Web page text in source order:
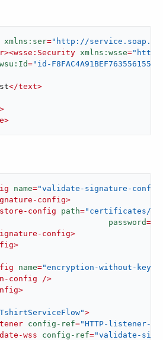
xmlns:ser="http://
><wsse:Security xmlns:wsse=
wsu:Id="id-
</text>
>
>
name="validate-signature-
config>
config path="certificates/
password=
config>
>
name="encryption-without-
config />
>
>
config-ref="HTTP-listener-
wss config-ref="validate-